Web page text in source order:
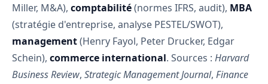
Miller, M&A), comptabilité(normes IFRS, audit), MBA
(stratégie d'entreprise, analyse PESTEL/SWOT),
management(Henry Fayol, Peter Drucker, Edgar
Schein), commerce international. Sources : Harvard
Business Review, Strategic Management Journal, Finance